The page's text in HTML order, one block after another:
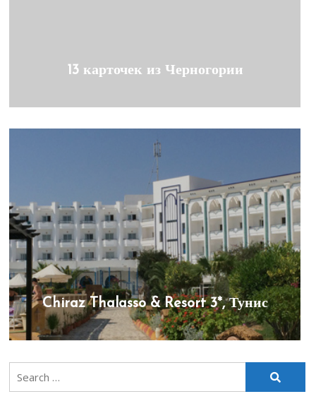
13 карточек из Черногории
Chiraz Thalasso & Resort 3*, Тунис
Search